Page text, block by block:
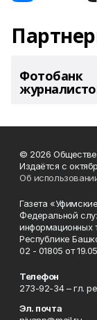
Фотобанк
© 2026
Издаётся с
Об
Газета
Федеральной
информационных
Республике
02 - 01805 от
Телефон
273-92-34 – гл.
Эл. почта